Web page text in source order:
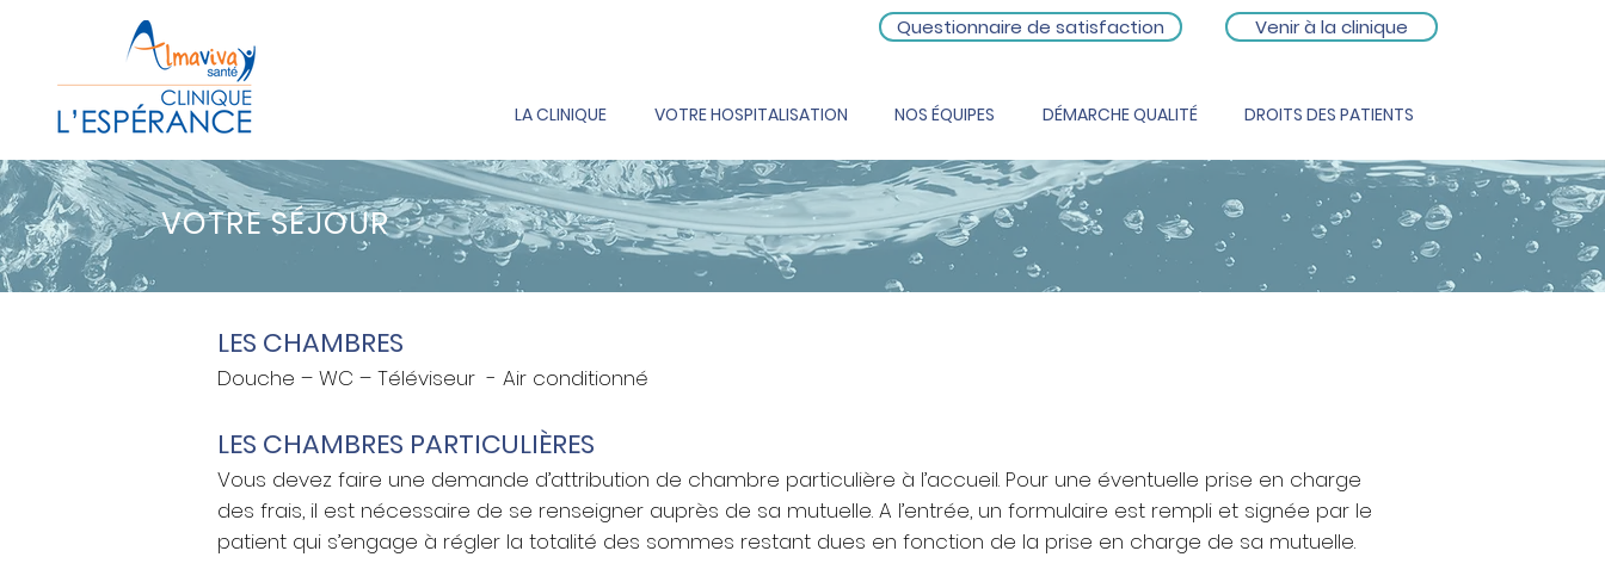
Questionnaire de satisfaction Venir à la clinique
LA CLINIQUE VOTRE HOSPITALISATION NOS ÉQUIPES DÉMARCHE QUALITÉ DROITS DES PATIENTS
VOTRE SÉJOUR
LES CHAMBRES
Douche – WC – Téléviseur - Air conditionné
LES CHAMBRES PARTICULIÈRES
Vous devez faire une demande d’attribution de chambre particulière à l’accueil. Pour une éventuelle prise en charge
des frais, il est nécessaire de se renseigner auprès de sa mutuelle. A l’entrée, un formulaire est rempli et signée par le
patient qui s’engage à régler la totalité des sommes restant dues en fonction de la prise en charge de sa mutuelle.